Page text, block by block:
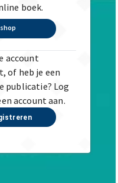
boek.
account
of heb je een
publicatie? Log
account aan.